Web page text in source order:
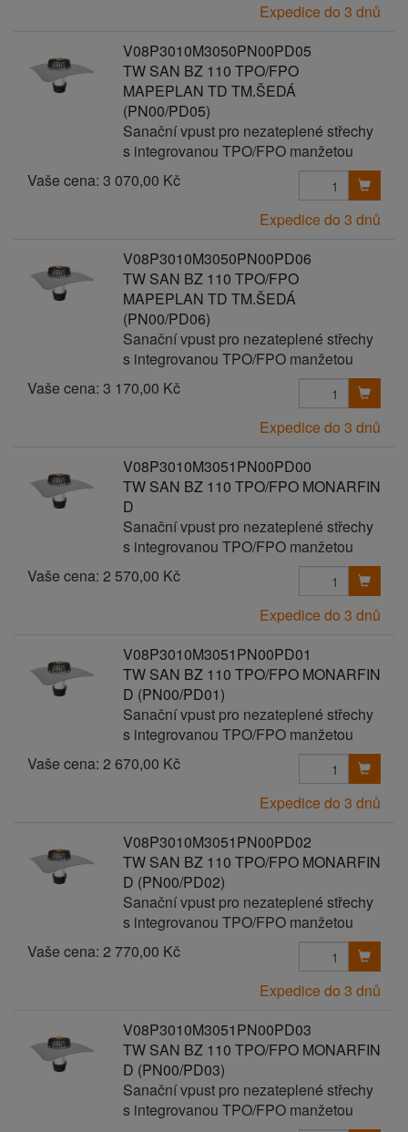
Expedice do 3 dnů
V08P3010M3050PN00PD05
TW SAN BZ 110 TPO/FPO
MAPEPLAN TD TM.ŠEDÁ
(PN00/PD05)
Sanační vpust pro nezateplené střechy
s integrovanou TPO/FPO manžetou
Vaše cena: 3 070,00 Kč
Expedice do 3 dnů
V08P3010M3050PN00PD06
TW SAN BZ 110 TPO/FPO
MAPEPLAN TD TM.ŠEDÁ
(PN00/PD06)
Sanační vpust pro nezateplené střechy
s integrovanou TPO/FPO manžetou
Vaše cena: 3 170,00 Kč
Expedice do 3 dnů
V08P3010M3051PN00PD00
TW SAN BZ 110 TPO/FPO MONARFIN
D
Sanační vpust pro nezateplené střechy
s integrovanou TPO/FPO manžetou
Vaše cena: 2 570,00 Kč
Expedice do 3 dnů
V08P3010M3051PN00PD01
TW SAN BZ 110 TPO/FPO MONARFIN
D (PN00/PD01)
Sanační vpust pro nezateplené střechy
s integrovanou TPO/FPO manžetou
Vaše cena: 2 670,00 Kč
Expedice do 3 dnů
V08P3010M3051PN00PD02
TW SAN BZ 110 TPO/FPO MONARFIN
D (PN00/PD02)
Sanační vpust pro nezateplené střechy
s integrovanou TPO/FPO manžetou
Vaše cena: 2 770,00 Kč
Expedice do 3 dnů
V08P3010M3051PN00PD03
TW SAN BZ 110 TPO/FPO MONARFIN
D (PN00/PD03)
Sanační vpust pro nezateplené střechy
s integrovanou TPO/FPO manžetou